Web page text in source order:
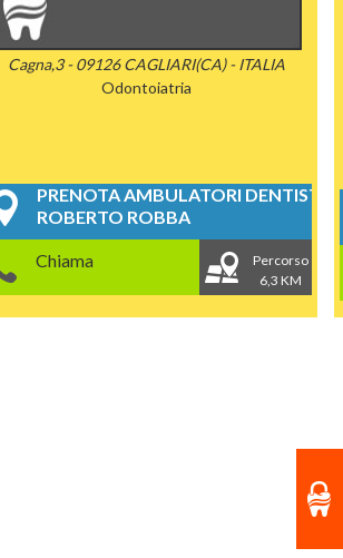
Cagna,3 - 09126 CAGLIARI(CA) - ITALIA
Odontoiatria
PRENOTA AMBULATORI DENTISTICI
ROBERTO ROBBA
Chiama
Percorso
6,3 KM